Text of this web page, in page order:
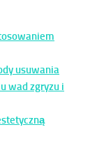
usuwania
wad zgryzu i